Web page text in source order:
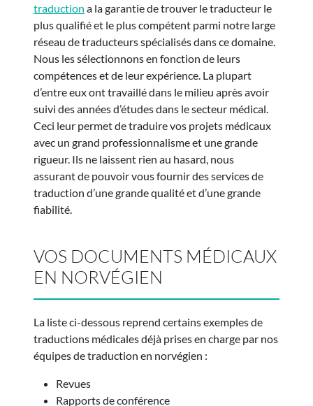
traduction a la garantie de trouver le traducteur le
plus qualifié et le plus compétent parmi notre large
réseau de traducteurs spécialisés dans ce domaine.
Nous les sélectionnons en fonction de leurs
compétences et de leur expérience. La plupart
d’entre eux ont travaillé dans le milieu après avoir
suivi des années d’études dans le secteur médical.
Ceci leur permet de traduire vos projets médicaux
avec un grand professionnalisme et une grande
rigueur. Ils ne laissent rien au hasard, nous
assurant de pouvoir vous fournir des services de
traduction d’une grande qualité et d’une grande
fiabilité.
VOS DOCUMENTS MÉDICAUX
EN NORVÉGIEN
La liste ci-dessous reprend certains exemples de
traductions médicales déjà prises en charge par nos
équipes de traduction en norvégien :
Revues
Rapports de conférence